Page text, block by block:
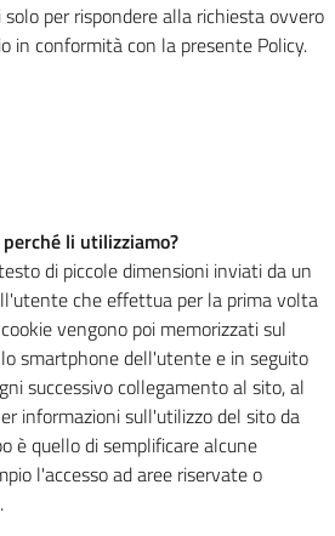
per rispondere alla richiesta ovvero
in conformità con la presente Policy.
li utilizziamo?
di piccole dimensioni inviati da un
che effettua per la prima volta
vengono poi memorizzati sul
smartphone dell'utente e in seguito
successivo collegamento al sito, al
informazioni sull'utilizzo del sito da
è quello di semplificare alcune
l'accesso ad aree riservate o